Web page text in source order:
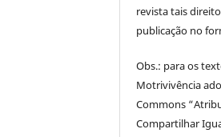
revista tais
publicação no
Obs.: para os
Motrivivência
Commons
Compartilhar